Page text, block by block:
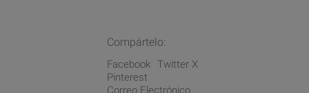
Compártelo:
Facebook Twitter X
Pinterest
Correo Electrónico